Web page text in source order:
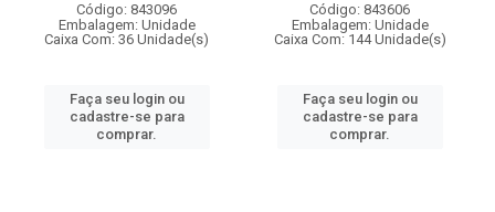
Código: 843096
Embalagem: Unidade
Caixa Com: 36 Unidade(s)
Faça seu login ou
cadastre-se para
comprar.
Código: 843606
Embalagem: Unidade
Caixa Com: 144 Unidade(s)
Faça seu login ou
cadastre-se para
comprar.